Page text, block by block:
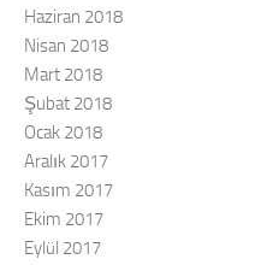
Haziran 2018
Nisan 2018
Mart 2018
Şubat 2018
Ocak 2018
Aralık 2017
Kasım 2017
Ekim 2017
Eylül 2017